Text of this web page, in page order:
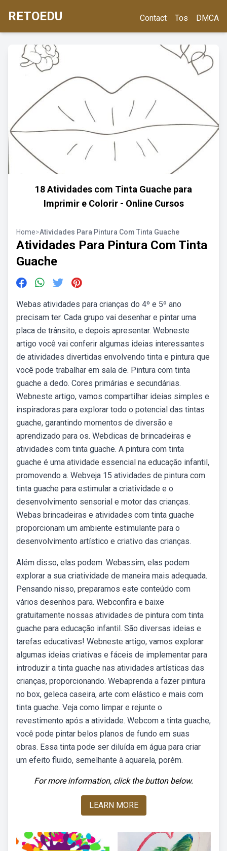
RETOEDU Contact Tos DMCA
18 Atividades com Tinta Guache para
Imprimir e Colorir - Online Cursos
Home>Atividades Para Pintura Com Tinta Guache
Atividades Para Pintura Com Tinta
Guache
Webas atividades para crianças do 4º e 5º ano
precisam ter. Cada grupo vai desenhar e pintar uma
placa de trânsito, e depois apresentar. Webneste
artigo você vai conferir algumas ideias interessantes
de atividades divertidas envolvendo tinta e pintura que
você pode trabalhar em sala de. Pintura com tinta
guache a dedo. Cores primárias e secundárias.
Webneste artigo, vamos compartilhar ideias simples e
inspiradoras para explorar todo o potencial das tintas
guache, garantindo momentos de diversão e
aprendizado para os. Webdicas de brincadeiras e
atividades com tinta guache. A pintura com tinta
guache é uma atividade essencial na educação infantil,
promovendo a. Webveja 15 atividades de pintura com
tinta guache para estimular a criatividade e o
desenvolvimento sensorial e motor das crianças.
Webas brincadeiras e atividades com tinta guache
proporcionam um ambiente estimulante para o
desenvolvimento artístico e criativo das crianças.
Além disso, elas podem. Webassim, elas podem
explorar a sua criatividade de maneira mais adequada.
Pensando nisso, preparamos este conteúdo com
vários desenhos para. Webconfira e baixe
gratuitamente nossas atividades de pintura com tinta
guache para educação infantil. São diversas ideias e
tarefas educativas! Webneste artigo, vamos explorar
algumas ideias criativas e fáceis de implementar para
introduzir a tinta guache nas atividades artísticas das
crianças, proporcionando. Webaprenda a fazer pintura
no box, geleca caseira, arte com elástico e mais com
tinta guache. Veja como limpar e rejunte o
revestimento após a atividade. Webcom a tinta guache,
você pode pintar belos planos de fundo em suas
obras. Essa tinta pode ser diluída em água para criar
um efeito fluido, semelhante à aquarela, porém.
For more information, click the button below.
LEARN MORE